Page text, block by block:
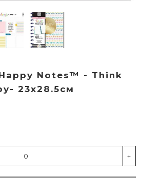
Notes™ - Think
23х28.5см
+